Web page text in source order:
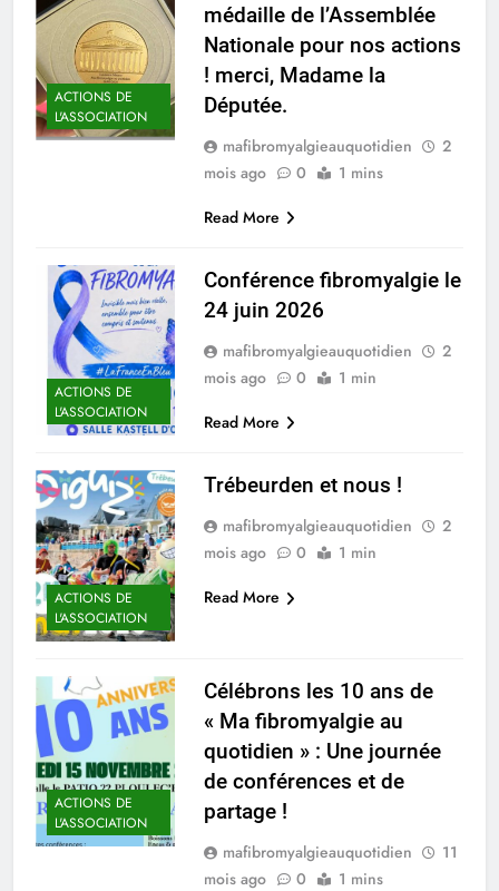
ACTIONS DE
L'ASSOCIATION
médaille de l’Assemblée
Nationale pour nos actions
! merci, Madame la
Députée.
mafibromyalgieauquotidien
2
mois ago
0
1 mins
Read More
ACTIONS DE
L'ASSOCIATION
Conférence fibromyalgie le
24 juin 2026
mafibromyalgieauquotidien
2
mois ago
0
1 min
Read More
ACTIONS DE
L'ASSOCIATION
Trébeurden et nous !
mafibromyalgieauquotidien
2
mois ago
0
1 min
Read More
ACTIONS DE
L'ASSOCIATION
Célébrons les 10 ans de
« Ma fibromyalgie au
quotidien » : Une journée
de conférences et de
partage !
mafibromyalgieauquotidien
11
mois ago
0 1 mins